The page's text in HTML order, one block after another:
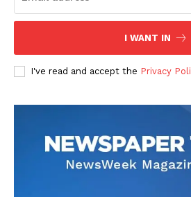
DOWNLOAD
I WANT IN
I've read and accept the Privacy